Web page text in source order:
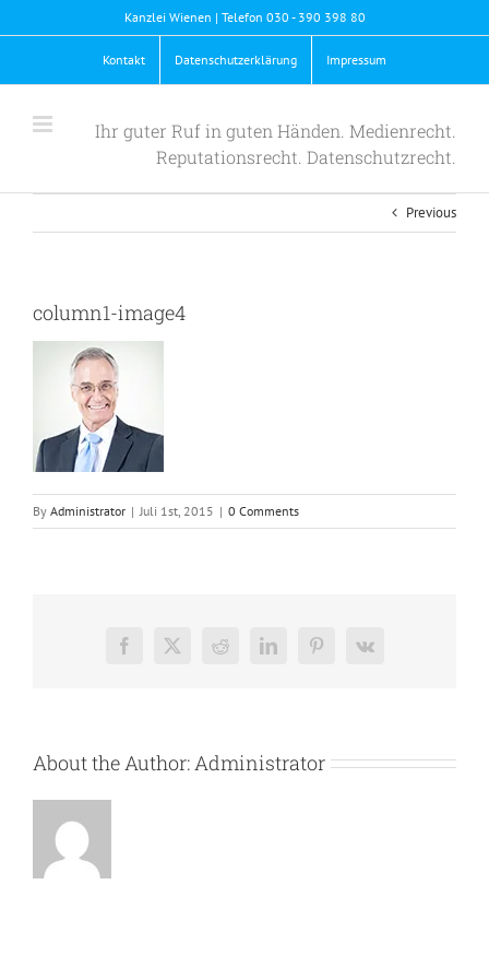
to
Kanzlei Wienen | Telefon 030 - 390 398 80
Kontakt Datenschutzerklärung Impressum
Ihr guter Ruf in guten Händen. Medienrecht.
Reputationsrecht. Datenschutzrecht.
Previous
column1-image4
By Administrator | Juli 1st, 2015 | 0 Comments
Facebook
X RedditLinkedInPinterest
Vk
About the Author:Administrator